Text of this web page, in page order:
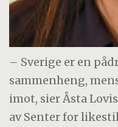
– Sverige er en
sammenheng,
imot, sier Åsta
av Senter for